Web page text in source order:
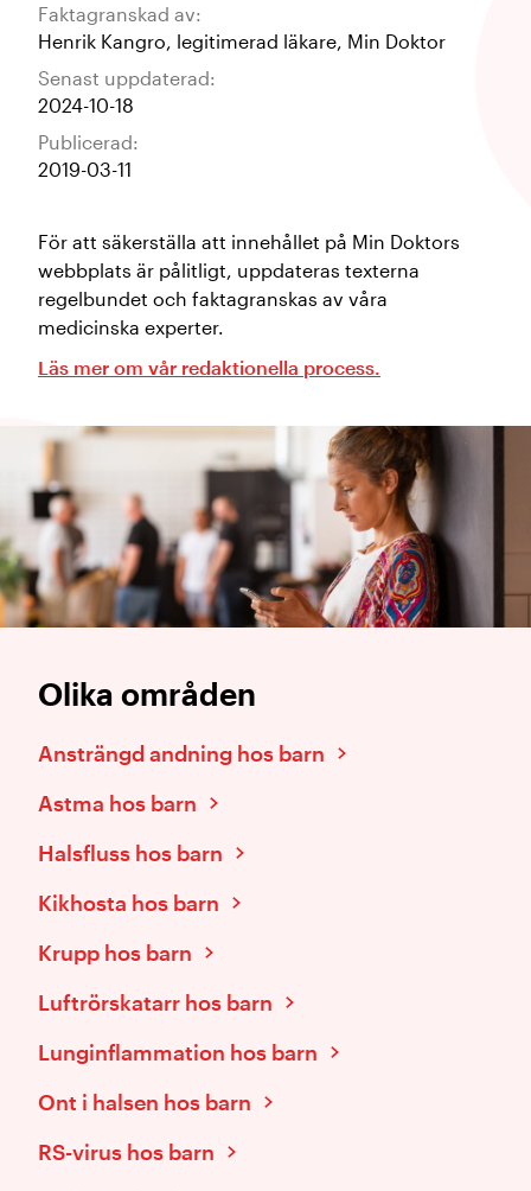
Faktagranskad av:
Henrik Kangro, legitimerad läkare, Min Doktor
Senast uppdaterad:
2024-10-18
Publicerad:
2019-03-11
För att säkerställa att innehållet på Min Doktors
webbplats är pålitligt, uppdateras texterna
regelbundet och faktagranskas av våra
medicinska experter.
Läs mer om vår redaktionella process.
Olika områden
Ansträngd andning hos barn
Astma hos barn
Halsfluss hos barn
Kikhosta hos barn
Krupp hos barn
Luftrörskatarr hos barn
Lunginflammation hos barn
Ont i halsen hos barn
RS-virus hos barn